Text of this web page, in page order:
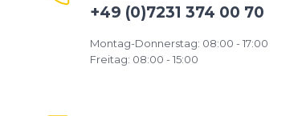
+49 (0)7231 374 00 70
Montag-Donnerstag: 08:00 - 17:00
Freitag: 08:00 - 15:00